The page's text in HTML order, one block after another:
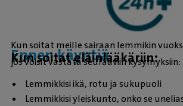
Ennen käyntiä
Kun soitat eläinlääkäriin:
Kun soitat meille sairaan lemmikin
jos voisit vastata seuraaviin kysymyksiin:
Lemmikkisi ikä, rotu ja sukupuoli
Lemmikkisi yleiskunto, onko se